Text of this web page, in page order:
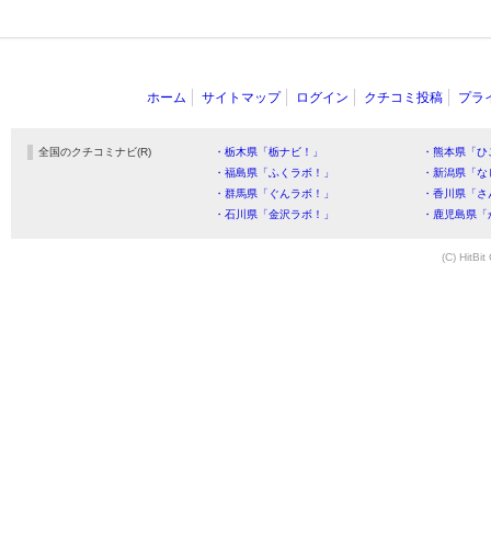
ホーム サイトマップ ログイン クチコミ投稿 プラ
全国のクチコミナビ(R) ・栃木県「栃ナビ！」
・熊本県「
・福島県「ふくラボ！」
・新潟県「
・群馬県「ぐんラボ！」
・香川県「
・石川県「金沢ラボ！」
・鹿児島県
(C) HitBit